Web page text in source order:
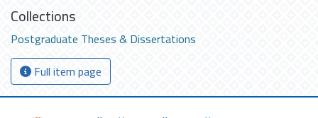
Collections
Postgraduate Theses & Dissertations
Full item page